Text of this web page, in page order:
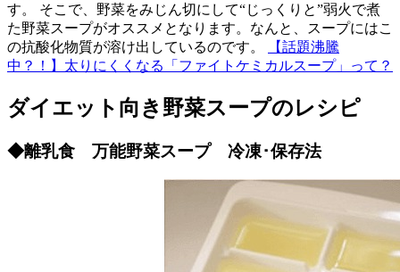
す。 そこで、野菜をみじん切にして“じっくりと”弱火で煮
た野菜スープがオススメとなります。なんと、スープにはこ
の抗酸化物質が溶け出しているのです。
【話題沸騰
中？！】太りにくくなる「ファイトケミカルスープ」って？
ダイエット向き野菜スープのレシピ
◆離乳食 万能野菜スープ 冷凍･保存法